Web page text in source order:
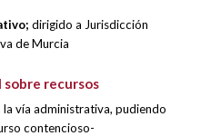
dirigido a Jurisdicción
de Murcia
recursos
la vía administrativa, pudiendo
contencioso-